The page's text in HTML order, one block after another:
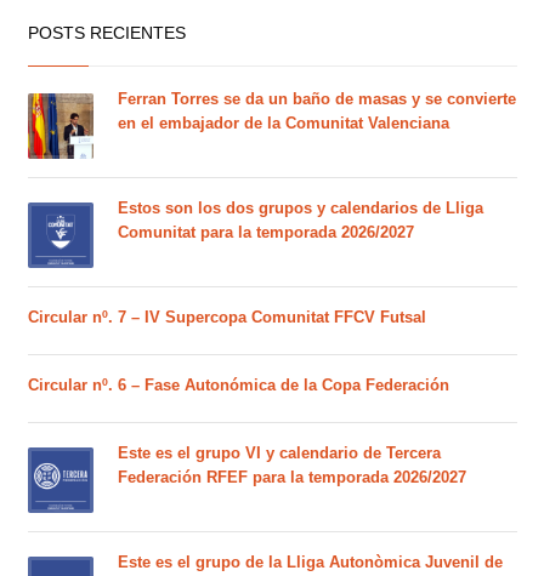
POSTS RECIENTES
Ferran Torres se da un baño de masas y se convierte
en el embajador de la Comunitat Valenciana
Estos son los dos grupos y calendarios de Lliga
Comunitat para la temporada 2026/2027
Circular nº. 7 – IV Supercopa Comunitat FFCV Futsal
Circular nº. 6 – Fase Autonómica de la Copa Federación
Este es el grupo VI y calendario de Tercera
Federación RFEF para la temporada 2026/2027
Este es el grupo de la Lliga Autonòmica Juvenil de